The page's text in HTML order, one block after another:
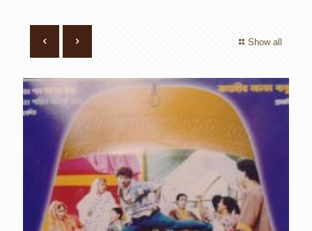
Show all